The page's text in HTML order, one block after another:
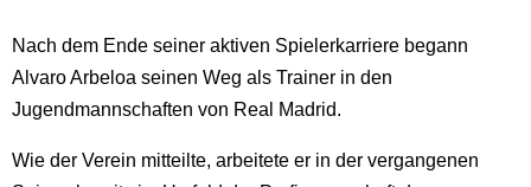
Nach dem Ende seiner aktiven Spielerkarriere begann
Alvaro Arbeloa seinen Weg als Trainer in den
Jugendmannschaften von Real Madrid.
Wie der Verein mitteilte, arbeitete er in der vergangenen